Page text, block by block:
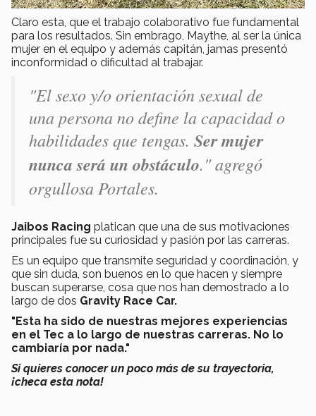
Claro esta, que el trabajo colaborativo fue fundamental
para los resultados. Sin embrago, Maythe, al ser la única
mujer en el equipo y además capitán, jamas presentó
inconformidad o dificultad al trabajar.
"El sexo y/o orientación sexual de
una persona no define la capacidad o
habilidades que tengas. Ser mujer
nunca será un obstáculo." agregó
orgullosa Portales.
Jaibos Racing platican que una de sus motivaciones
principales fue su curiosidad y pasión por las carreras.
Es un equipo que transmite seguridad y coordinación, y
que sin duda, son buenos en lo que hacen y siempre
buscan superarse, cosa que nos han demostrado a lo
largo de dos Gravity Race Car.
"Esta ha sido de nuestras mejores experiencias
en el Tec a lo largo de nuestras carreras. No lo
cambiaría por nada."
Si quieres conocer un poco más de su trayectoria,
¡checa esta nota!